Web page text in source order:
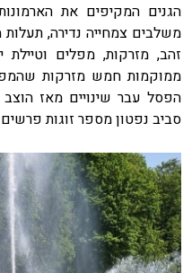
הגנים המקיפים את
משלבים צמחייה נדירה, תעלות
זהב, מזרקות, מפלים וטיילת
ממוקמות חמש מזרקות
סביב נפטון מספר זוגות